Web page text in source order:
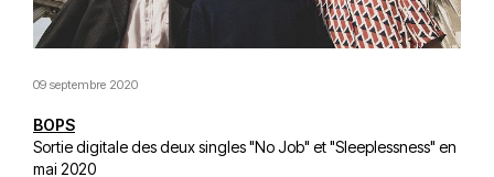
09 septembre 2020
BOPS
Sortie digitale des deux singles "No Job" et "Sleeplessness" en
mai 2020